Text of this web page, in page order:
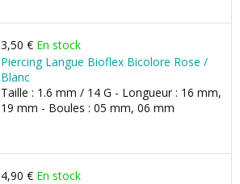
3,50 € En stock
Piercing Langue Bioflex Bicolore Rose /
Blanc
Taille : 1.6 mm / 14 G - Longueur : 16 mm,
19 mm - Boules : 05 mm, 06 mm
4,90 € En stock